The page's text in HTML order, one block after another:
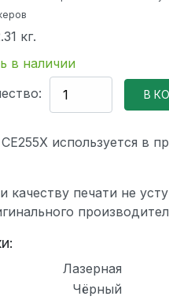
кг.
в наличии
используется в
печати не
Лазерная
Чёрный